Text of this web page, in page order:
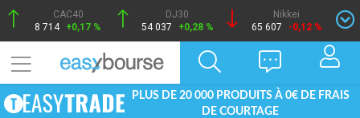
CAC40
8 714 +0,17 %
DJ30
54 037
+0,28 %
Nikkei
65 607
-0,12 %
PLUS DE 20 000 PRODUITS À 0€ DE FRAIS
DE COURTAGE